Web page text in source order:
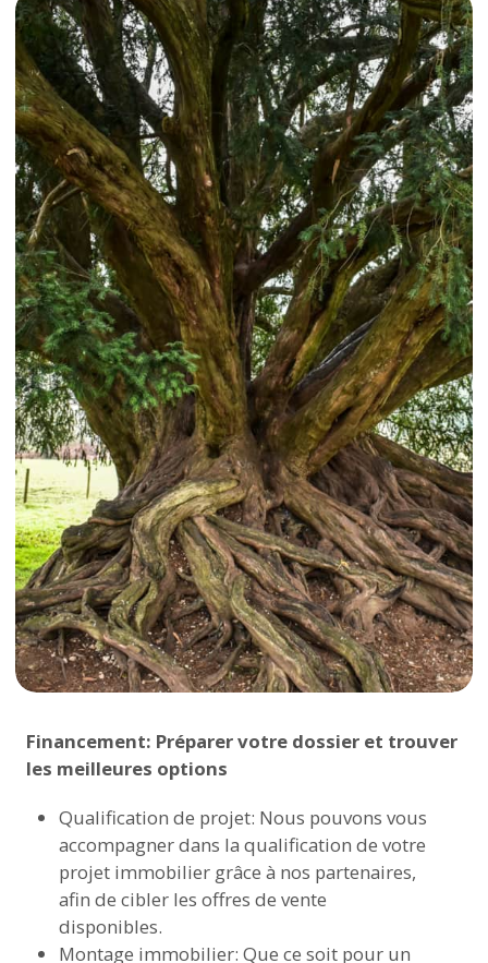
Financement: Préparer votre dossier et trouver
les meilleures options
Qualification de projet: Nous pouvons vous
accompagner dans la qualification de votre
projet immobilier grâce à nos partenaires,
afin de cibler les offres de vente
disponibles.
Montage immobilier: Que ce soit pour un